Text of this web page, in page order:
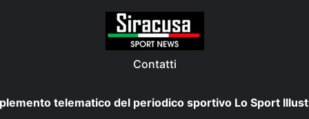
Contatti
telematico del periodico sportivo Lo Sport